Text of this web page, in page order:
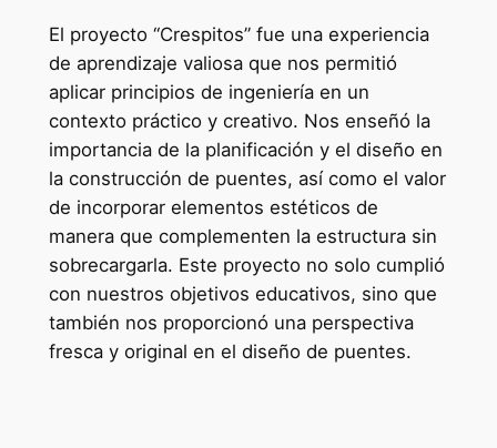
El proyecto “Crespitos” fue una experiencia
de aprendizaje valiosa que nos permitió
aplicar principios de ingeniería en un
contexto práctico y creativo. Nos enseñó la
importancia de la planificación y el diseño en
la construcción de puentes, así como el valor
de incorporar elementos estéticos de
manera que complementen la estructura sin
sobrecargarla. Este proyecto no solo cumplió
con nuestros objetivos educativos, sino que
también nos proporcionó una perspectiva
fresca y original en el diseño de puentes.